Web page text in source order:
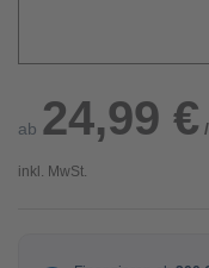
ab 24,99 €
inkl. MwSt.